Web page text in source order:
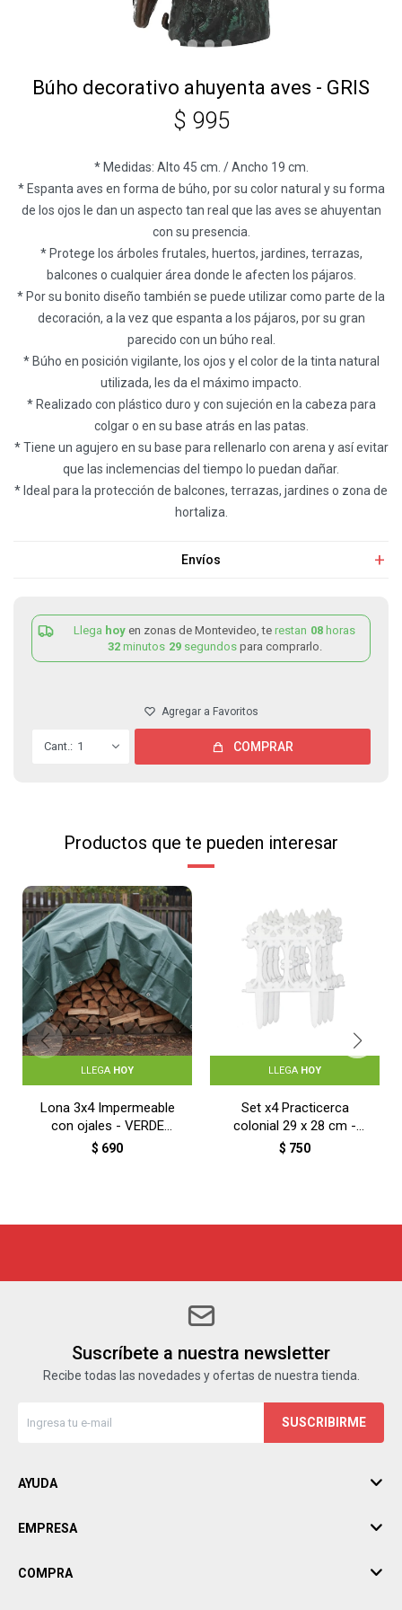
Búho decorativo ahuyenta aves - GRIS
$ 995
* Medidas: Alto 45 cm. / Ancho 19 cm.
* Espanta aves en forma de búho, por su color natural y su forma
de los ojos le dan un aspecto tan real que las aves se ahuyentan
con su presencia.
* Protege los árboles frutales, huertos, jardines, terrazas,
balcones o cualquier área donde le afecten los pájaros.
* Por su bonito diseño también se puede utilizar como parte de la
decoración, a la vez que espanta a los pájaros, por su gran
parecido con un búho real.
* Búho en posición vigilante, los ojos y el color de la tinta natural
utilizada, les da el máximo impacto.
* Realizado con plástico duro y con sujeción en la cabeza para
colgar o en su base atrás en las patas.
* Tiene un agujero en su base para rellenarlo con arena y así evitar
que las inclemencias del tiempo lo puedan dañar.
* Ideal para la protección de balcones, terrazas, jardines o zona de
hortaliza.
Envíos
Llega hoy en zonas de Montevideo, te restan 08 horas
32 minutos 29 segundos para comprarlo.
1 COMPRAR
Productos que te pueden interesar
LLEGA HOY
Lona 3x4 Impermeable
con ojales - VERDE
OSCURO
$ 690
LLEGA HOY
Set x4 Practicerca
colonial 29 x 28 cm -
BLANCO
$ 750
Suscríbete a nuestra newsletter
Recibe todas las novedades y ofertas de nuestra tienda.
SUSCRIBIRME
AYUDA
EMPRESA
COMPRA